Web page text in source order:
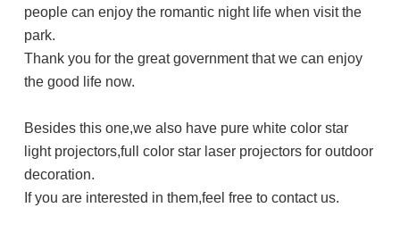
people can enjoy the romantic night life when visit the
park.
Thank you for the great government that we can enjoy
the good life now.
Besides this one,we also have pure white color star
light projectors,full color star laser projectors for outdoor
decoration.
If you are interested in them,feel free to contact us.